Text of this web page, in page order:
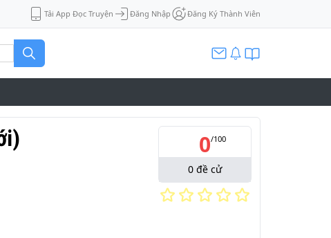
Tải App Đọc Truyện Đăng Nhập Đăng Ký Thành Viên
0/100
0 đề cử